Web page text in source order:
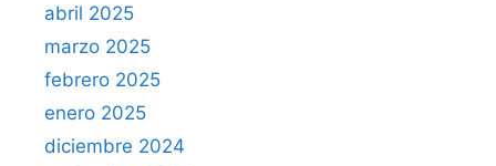
abril 2025
marzo 2025
febrero 2025
enero 2025
diciembre 2024